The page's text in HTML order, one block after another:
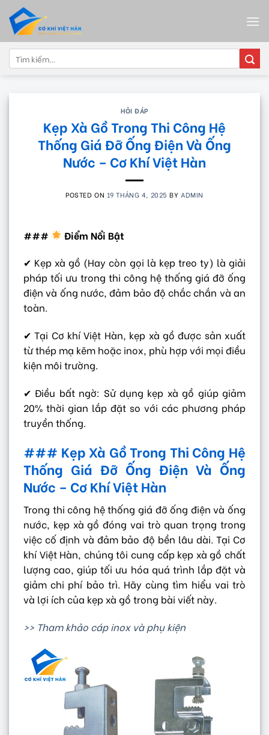
content
Tìm
kiếm:
HỎI ĐÁP
Kẹp Xà Gồ Trong Thi Công Hệ
Thống Giá Đỡ Ống Điện Và Ống
Nước – Cơ Khí Việt Hàn
POSTED ON 19 THÁNG 4, 2025 BY ADMIN
###
Điểm Nổi Bật
✔ Kẹp xà gồ (Hay còn gọi là kẹp treo ty) là giải
pháp tối ưu trong thi công hệ thống giá đỡ ống
điện và ống nước, đảm bảo độ chắc chắn và an
toàn.
✔ Tại Cơ khí Việt Hàn, kẹp xà gồ được sản xuất
từ thép mạ kẽm hoặc inox, phù hợp với mọi điều
kiện môi trường.
✔ Điều bất ngờ: Sử dụng kẹp xà gồ giúp giảm
20% thời gian lắp đặt so với các phương pháp
truyền thống.
### Kẹp Xà Gồ Trong Thi Công Hệ
Thống Giá Đỡ Ống Điện Và Ống
Nước – Cơ Khí Việt Hàn
Trong thi công hệ thống giá đỡ ống điện và ống
nước, kẹp xà gồ đóng vai trò quan trọng trong
việc cố định và đảm bảo độ bền lâu dài. Tại Cơ
khí Việt Hàn, chúng tôi cung cấp kẹp xà gồ chất
lượng cao, giúp tối ưu hóa quá trình lắp đặt và
giảm chi phí bảo trì. Hãy cùng tìm hiểu vai trò
và lợi ích của kẹp xà gồ trong bài viết này.
>> Tham khảo cáp inox và phụ kiện